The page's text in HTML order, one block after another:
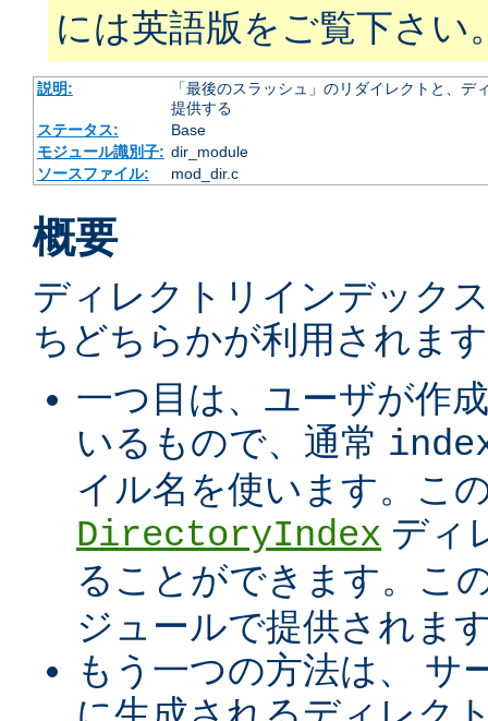
には英語版をご覧下さい
説明:
「最後のスラッシュ」のリダイレクトと、
提供する
ステータス:
Base
モジュール識別子: dir_module
ソースファイル:
mod_dir.c
概要
ディレクトリインデック
ちどちらかが利用されま
一つ目は、ユーザが作
いるもので、通常
イル名を使います。こ
DirectoryIndex ディ
ることができます。こ
ジュールで提供されま
もう一つの方法は、 サ